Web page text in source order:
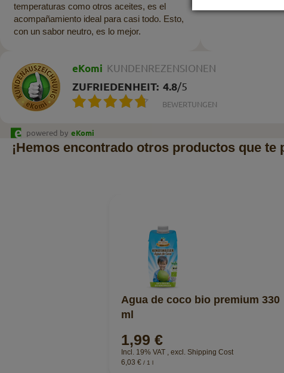
temperaturas como otros aceites, es el
acompañamiento ideal para casi todo. Esto,
con un sabor neutro, es lo mejor.
eKomi KUNDENREZENSIONEN
ZUFRIEDENHEIT: 4.8/5
BEWERTUNGEN
powered by eKomi
¡Hemos encontrado otros productos que te
Agua de coco bio premium 330
ml
1,99 €
Incl. 19% VAT excl. Shipping Cost
6,03 € / 1 l